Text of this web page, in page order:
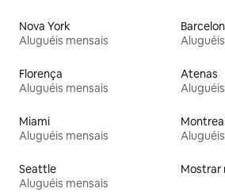
Nova York
Aluguéis mensais
Florença
Aluguéis mensais
Atenas
Miami
Aluguéis mensais
Seattle
Aluguéis mensais
Mostrar